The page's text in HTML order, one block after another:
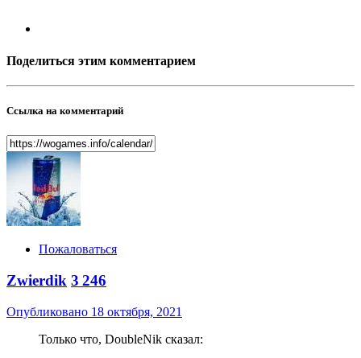
Поделиться этим комментарием
Ссылка на комментарий
Пожаловаться
Zwierdik 3 246
Опубликовано 18 октября, 2021
Только что, DoubleNik сказал: